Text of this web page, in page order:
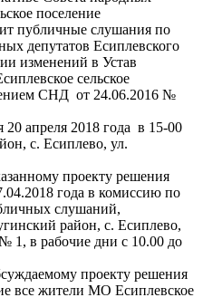
поселение
публичные слушания по
депутатов Есиплевского
изменений в Устав
сельское
СНД от 24.06.2016 №
апреля 2018 года в 15-00
с. Есиплево, ул.
проекту решения
года в комиссию по
слушаний,
район, с. Есиплево,
1, в рабочие дни с 10.00 до
проекту решения
все жители МО Есиплевское